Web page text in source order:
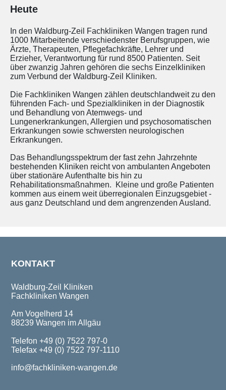
Heute
In den Waldburg-Zeil Fachkliniken Wangen tragen rund
1000 Mitarbeitende verschiedenster Berufsgruppen, wie
Ärzte, Therapeuten, Pflegefachkräfte, Lehrer und
Erzieher, Verantwortung für rund 8500 Patienten. Seit
über zwanzig Jahren gehören die sechs Einzelkliniken
zum Verbund der Waldburg-Zeil Kliniken.
Die Fachkliniken Wangen zählen deutschlandweit zu den
führenden Fach- und Spezialkliniken in der Diagnostik
und Behandlung von Atemwegs- und
Lungenerkrankungen, Allergien und psychosomatischen
Erkrankungen sowie schwersten neurologischen
Erkrankungen.
Das Behandlungsspektrum der fast zehn Jahrzehnte
bestehenden Kliniken reicht von ambulanten Angeboten
über stationäre Aufenthalte bis hin zu
Rehabilitationsmaßnahmen. Kleine und große Patienten
kommen aus einem weit überregionalen Einzugsgebiet -
aus ganz Deutschland und dem angrenzenden Ausland.
KONTAKT
Waldburg-Zeil Kliniken
Fachkliniken Wangen
Am Vogelherd 14
88239 Wangen im Allgäu
Telefon +49 (0) 7522 797-0
Telefax +49 (0) 7522 797-1110
info@fachkliniken-wangen.de